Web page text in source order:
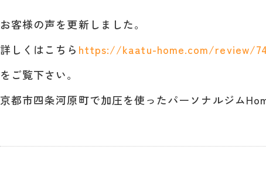
お客様の声を更新しました。
詳しくはこちら https://kaatu-home.com/review/
をご覧下さい。
京都市四条河原町で加圧を使ったパーソナルジム